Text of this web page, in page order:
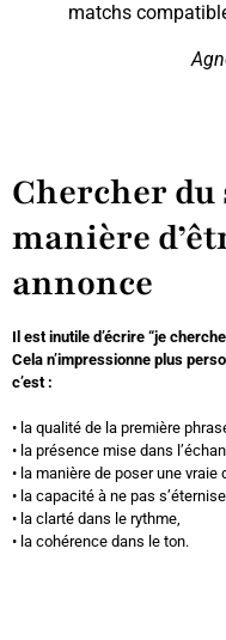
matchs
Chercher du
manière
annonce
Il est inutile d’écrire “je
Cela n’impressionne plus
c’est :
• la qualité de la première
• la présence mise dans
• la manière de poser une
• la capacité à ne pas
• la clarté dans le rythme,
• la cohérence dans le ton.